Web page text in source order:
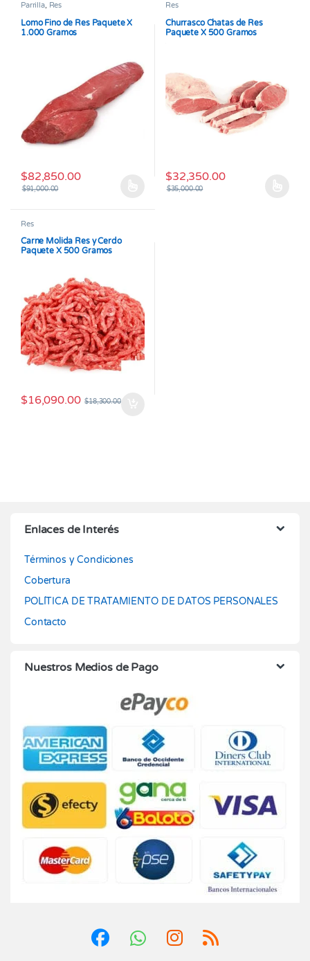
Parrilla, Res
Lomo Fino de Res Paquete X
1.000 Gramos
$82,850.00
$91,000.00
Este producto tiene múltiples variantes. Las opciones se
Res
Churrasco Chatas de Res
Paquete X 500 Gramos
$32,350.00
$35,000.00
Este producto tiene múltiples
Res
Carne Molida Res y Cerdo
Paquete X 500 Gramos
$16,090.00 $18,300.00
Enlaces de Interés
Términos y Condiciones
Cobertura
POLÍTICA DE TRATAMIENTO DE DATOS PERSONALES
Contacto
Nuestros Medios de Pago